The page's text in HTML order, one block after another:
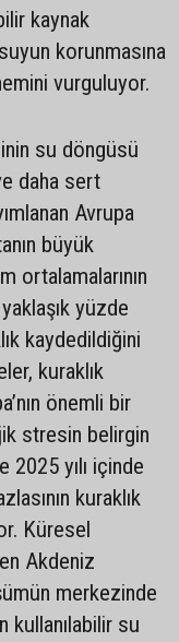
kaynak
korunmasına
vurguluyor.
su döngüsü
daha sert
Avrupa
büyük
ortalamalarının
yüzde
kaydedildiğini
kuraklık
önemli bir
stresin belirgin
2025 yılı içinde
kuraklık
Küresel
Akdeniz
merkezinde
kullanılabilir su